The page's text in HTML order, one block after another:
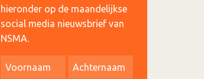
hieronder op de maandelijkse
social media nieuwsbrief van
NSMA.